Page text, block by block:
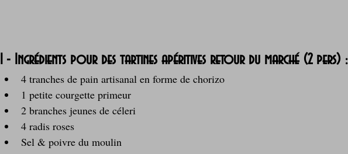
1 - Ingrédients pour des tartines apéritives retour du marché (2 pers) :
4 tranches de pain artisanal en forme de chorizo
1 petite courgette primeur
2 branches jeunes de céleri
4 radis roses
Sel & poivre du moulin